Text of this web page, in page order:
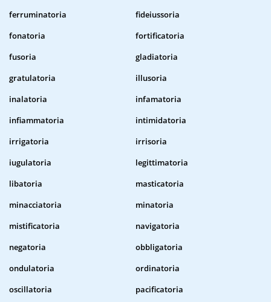
ferruminatoria
fideiussoria
fonatoria
fortificatoria
fusoria
gladiatoria
gratulatoria
illusoria
inalatoria
infamatoria
infiammatoria
intimidatoria
irrigatoria
irrisoria
iugulatoria
legittimatoria
libatoria
masticatoria
minacciatoria
minatoria
mistificatoria
navigatoria
negatoria
obbligatoria
ondulatoria
ordinatoria
oscillatoria
pacificatoria